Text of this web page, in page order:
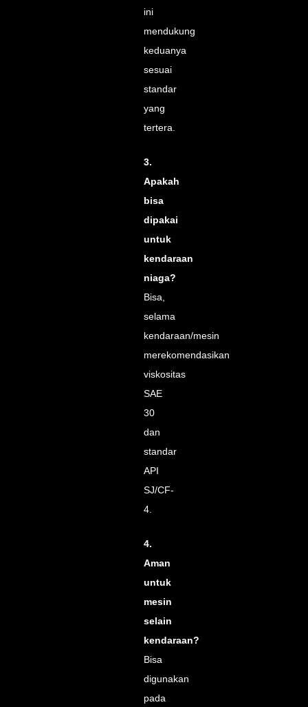
ini
mendukung
keduanya
sesuai
standar
yang
tertera.
3.
Apakah
bisa
dipakai
untuk
kendaraan
niaga?
Bisa,
selama
kendaraan/mesin
merekomendasikan
viskositas
SAE
30
dan
standar
API
SJ/CF-
4.
4.
Aman
untuk
mesin
selain
kendaraan?
Bisa
digunakan
pada